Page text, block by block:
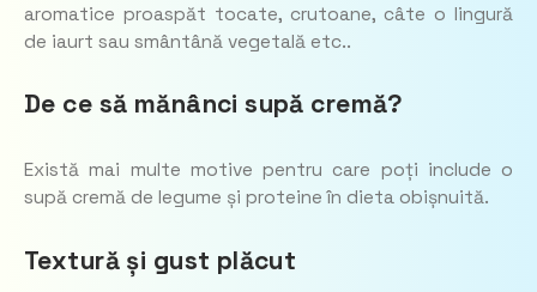
aromatice proaspăt tocate, crutoane, câte o lingură
de iaurt sau smântână vegetală etc..
De ce să mănânci supă cremă?
Există mai multe motive pentru care poți include o
supă cremă de legume și proteine în dieta obișnuită.
Textură și gust plăcut